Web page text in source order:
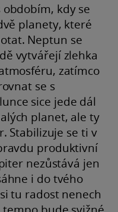
kdy se
planety, které
Neptun se
vytvářejí zlehka
zatímco
se s
sice jede dál
planet, ale ty
Stabilizuje se ti v
produktivní
nezůstává jen
i do tvého
tu radost nenech